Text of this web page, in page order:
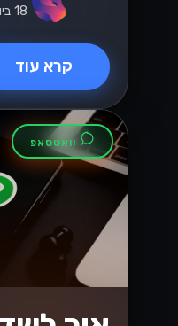
18 ביולי 2026
קרא עוד
וואטסאפ